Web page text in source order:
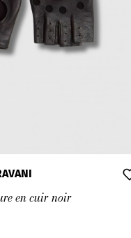
en cuir noir